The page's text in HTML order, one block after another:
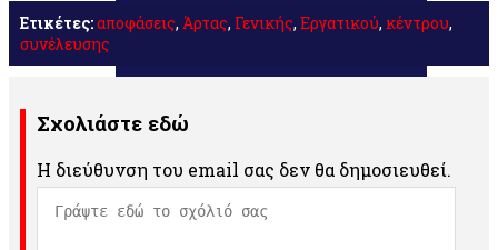
Ετικέτες:αποφάσεις, Άρτας, Γενικής, Εργατικού, κέντρου,
συνέλευσης
Σχολιάστε εδώ
Η διεύθυνση του email σας δεν θα δημοσιευθεί.